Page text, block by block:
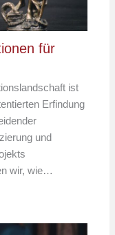
für
ist
Erfindung
und
wir, wie…